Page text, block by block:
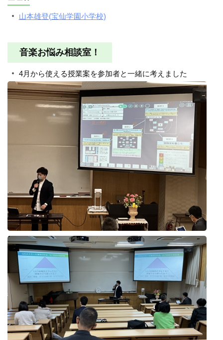
山本雄登(宝仙学園小学校)
音楽お悩み相談室！
4月から使える授業案を参加者と一緒に考えました